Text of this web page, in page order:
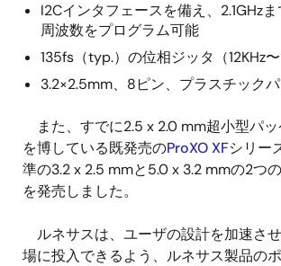
I2Cインタフェースを備え、2.1GHz
周波数をプログラム可能
135fs（typ.）の位相ジッタ（12KHz〜
3.2×2.5mm、8ピン、プラスチック
また、すでに2.5 x 2.0 mm超小型パ
を博している既発売のProXO XFシリー
準の3.2 x 2.5 mmと5.0 x 3.2 mmの2つ
を発売しました。
ルネサスは、ユーザの設計を加速さ
場に投入できるよう、ルネサス製品の